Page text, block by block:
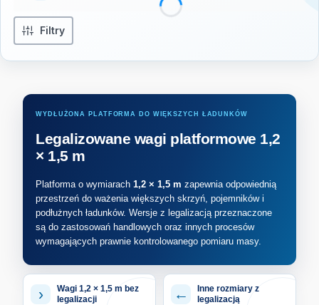
Filtry
WYDŁUŻONA PLATFORMA DO WIĘKSZYCH ŁADUNKÓW
Legalizowane wagi platformowe 1,2
× 1,5 m
Platforma o wymiarach 1,2 × 1,5 m zapewnia odpowiednią
przestrzeń do ważenia większych skrzyń, pojemników i
podłużnych ładunków. Wersje z legalizacją przeznaczone
są do zastosowań handlowych oraz innych procesów
wymagających prawnie kontrolowanego pomiaru masy.
›
Wagi 1,2 × 1,5 m bez
legalizacji
←
Inne rozmiary z
legalizacją